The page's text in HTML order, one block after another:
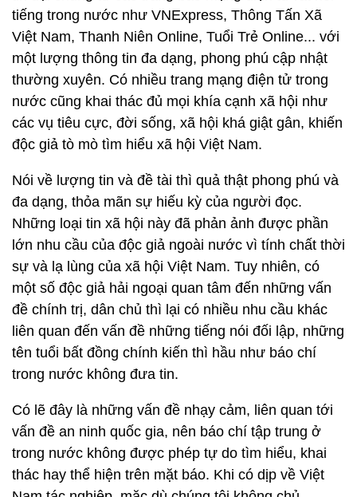
tiếng trong nước như VNExpress, Thông Tấn Xã
Việt Nam, Thanh Niên Online, Tuổi Trẻ Online... với
một lượng thông tin đa dạng, phong phú cập nhật
thường xuyên. Có nhiều trang mạng điện tử trong
nước cũng khai thác đủ mọi khía cạnh xã hội như
các vụ tiêu cực, đời sống, xã hội khá giật gân, khiến
độc giả tò mò tìm hiểu xã hội Việt Nam.
Nói về lượng tin và đề tài thì quả thật phong phú và
đa dạng, thỏa mãn sự hiếu kỳ của người đọc.
Những loại tin xã hội này đã phản ảnh được phần
lớn nhu cầu của độc giả ngoài nước vì tính chất thời
sự và lạ lùng của xã hội Việt Nam. Tuy nhiên, có
một số độc giả hải ngoại quan tâm đến những vấn
đề chính trị, dân chủ thì lại có nhiều nhu cầu khác
liên quan đến vấn đề những tiếng nói đối lập, những
tên tuổi bất đồng chính kiến thì hầu như báo chí
trong nước không đưa tin.
Có lẽ đây là những vấn đề nhạy cảm, liên quan tới
vấn đề an ninh quốc gia, nên báo chí tập trung ở
trong nước không được phép tự do tìm hiểu, khai
thác hay thể hiện trên mặt báo. Khi có dịp về Việt